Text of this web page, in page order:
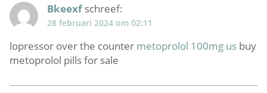
Bkeexf schreef:
28 februari 2024 om 02:11
lopressor over the counter metoprolol 100mg us buy
metoprolol pills for sale